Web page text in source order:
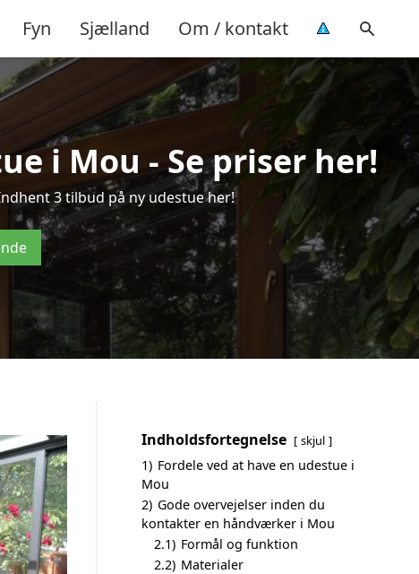
Fyn Sjælland Om / kontakt
i Mou - Se priser her!
3 tilbud på ny udestue her!
Indholdsfortegnelse skjul
1) Fordele ved at have en udestue i
Mou
2) Gode overvejelser inden du
kontakter en håndværker i Mou
2.1) Formål og funktion
2.2) Materialer